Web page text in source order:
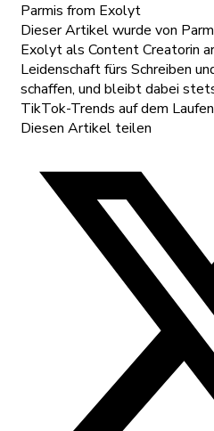
Parmis from Exolyt
Dieser Artikel wurde von
Exolyt als Content Creatorin
Leidenschaft fürs Schreiben
schaffen, und bleibt dabei
TikTok-Trends auf dem
Diesen Artikel teilen